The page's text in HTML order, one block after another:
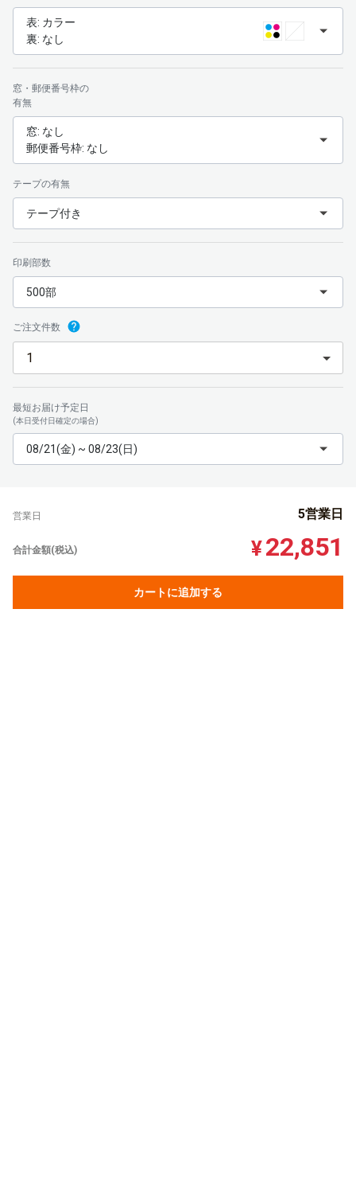
表: カラー
裏: なし
窓・郵便番号枠の
有無
窓: なし
郵便番号枠: なし
テープの有無
テープ付き
印刷部数
500部
ご注文件数
最短お届け予定日
(本日受付日確定の場合)
08/21(金) ~ 08/23(日)
営業日 5営業日
合計金額(税込) ¥22,851
カートに追加する